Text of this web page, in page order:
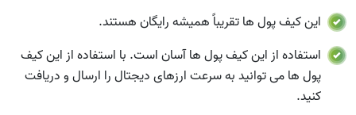
این کیف پول ها تقریباً همیشه رایگان هستند.
استفاده از این کیف پول ها آسان است. با استفاده از این کیف
پول ها می توانید به سرعت ارزهای دیجتال را ارسال و دریافت
کنید.